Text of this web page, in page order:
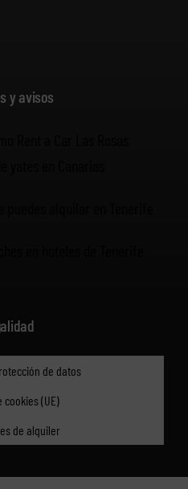
y avisos
de datos
cookies (UE)
de alquiler